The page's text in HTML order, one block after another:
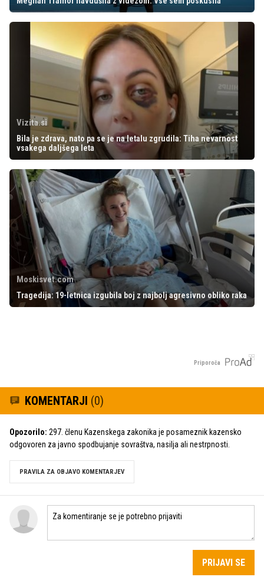
Vizita.si
Bila je zdrava, nato pa se je na letalu zgrudila: Tiha nevarnost
vsakega daljšega leta
Moskisvet.com
Tragedija: 19-letnica izgubila boj z najbolj agresivno obliko raka
Priporoča
KOMENTARJI (0)
Opozorilo: 297. členu Kazenskega zakonika je posameznik kazensko
odgovoren za javno spodbujanje sovraštva, nasilja ali nestrpnosti.
PRAVILA ZA OBJAVO KOMENTARJEV
PRIJAVI SE